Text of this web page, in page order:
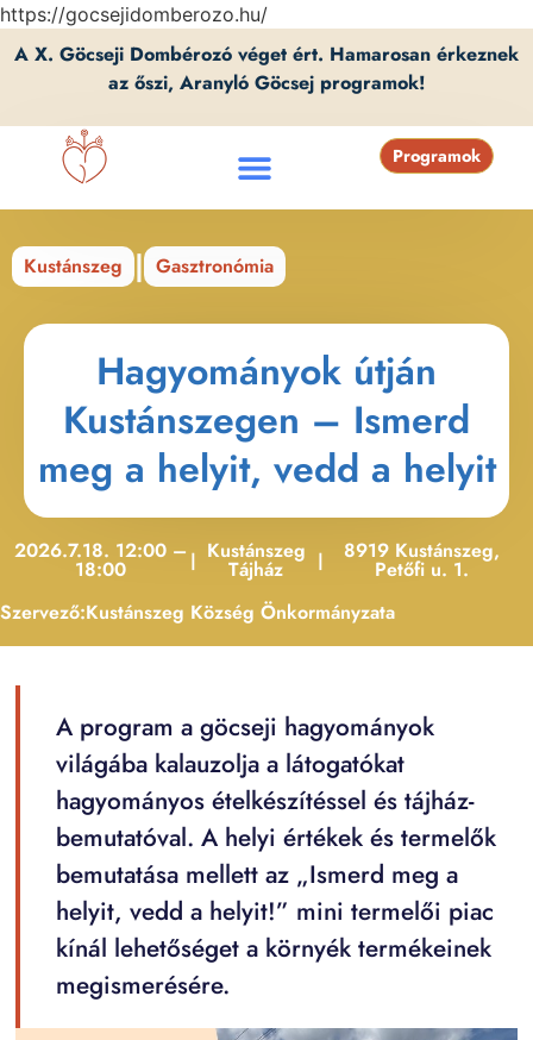
https://gocsejidomberozo.hu/
A X. Göcseji Dombérozó véget ért. Hamarosan érkeznek
az őszi, Aranyló Göcsej programok!
Programok
Kustánszeg | Gasztronómia
Hagyományok útján
Kustánszegen – Ismerd
meg a helyit, vedd a helyit
2026.7.18. 12:00 –
18:00 | Kustánszeg
Tájház | 8919 Kustánszeg,
Petőfi u. 1.
Szervező:Kustánszeg Község Önkormányzata
A program a göcseji hagyományok
világába kalauzolja a látogatókat
hagyományos ételkészítéssel és tájház-
bemutatóval. A helyi értékek és termelők
bemutatása mellett az „Ismerd meg a
helyit, vedd a helyit!” mini termelői piac
kínál lehetőséget a környék termékeinek
megismerésére.